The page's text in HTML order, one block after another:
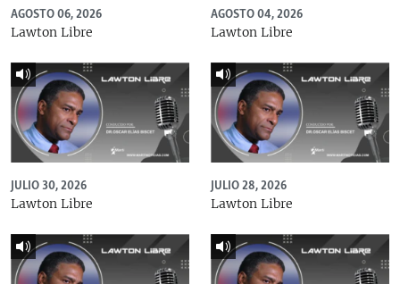
AGOSTO 06, 2026
Lawton Libre
AGOSTO 04, 2026
Lawton Libre
JULIO 30, 2026
Lawton Libre
JULIO 28, 2026
Lawton Libre